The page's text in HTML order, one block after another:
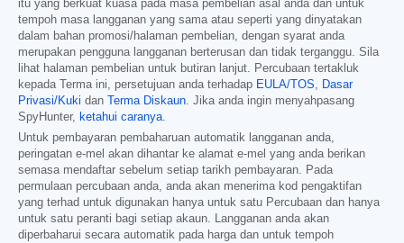
itu yang berkuat kuasa pada masa pembelian asal anda dan untuk
tempoh masa langganan yang sama atau seperti yang dinyatakan
dalam bahan promosi/halaman pembelian, dengan syarat anda
merupakan pengguna langganan berterusan dan tidak terganggu. Sila
lihat halaman pembelian untuk butiran lanjut. Percubaan tertakluk
kepada Terma ini, persetujuan anda terhadap EULA/TOS, Dasar
Privasi/Kuki dan Terma Diskaun. Jika anda ingin menyahpasang
SpyHunter, ketahui caranya.
Untuk pembayaran pembaharuan automatik langganan anda,
peringatan e-mel akan dihantar ke alamat e-mel yang anda berikan
semasa mendaftar sebelum setiap tarikh pembayaran. Pada
permulaan percubaan anda, anda akan menerima kod pengaktifan
yang terhad untuk digunakan hanya untuk satu Percubaan dan hanya
untuk satu peranti bagi setiap akaun. Langganan anda akan
diperbaharui secara automatik pada harga dan untuk tempoh